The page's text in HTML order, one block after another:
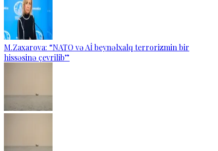
M.Zaxarova: “NATO və Aİ beynəlxalq terrorizmin bir
hissəsinə çevrilib”